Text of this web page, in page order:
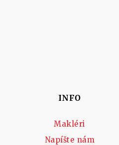
INFO
Makléri
Napíšte nám